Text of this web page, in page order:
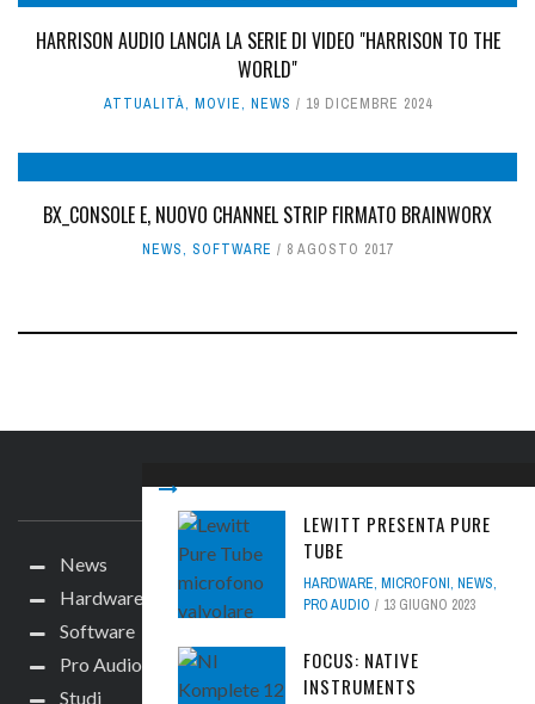
HARRISON AUDIO LANCIA LA SERIE DI VIDEO "HARRISON TO THE
WORLD"
ATTUALITÀ, MOVIE, NEWS 19 DICEMBRE 2024
BX_CONSOLE E, NUOVO CHANNEL STRIP FIRMATO BRAINWORX
NEWS, SOFTWARE 8 AGOSTO 2017
LEWITT PRESENTA PURE
TUBE
HARDWARE, MICROFONI, NEWS,
PRO AUDIO
13 GIUGNO 2023
FOCUS: NATIVE
INSTRUMENTS
IL SITO
News
Hardware
Software
Pro Audio
Studi